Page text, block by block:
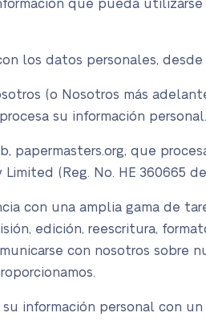
que pueda
los datos personales,
(o Nosotros más
su información personal.
papermasters.org, que
(Reg. No. HE 360665
con una amplia gama de
edición, reescritura,
con nosotros sobre
información personal con